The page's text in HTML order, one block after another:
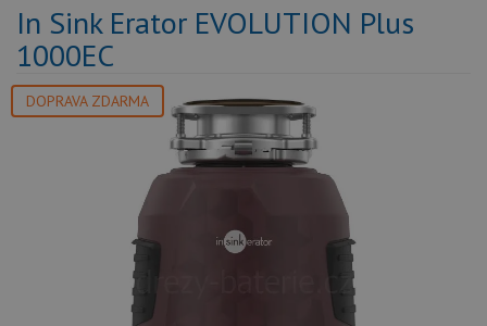
In Sink Erator EVOLUTION Plus
1000EC
DOPRAVA ZDARMA